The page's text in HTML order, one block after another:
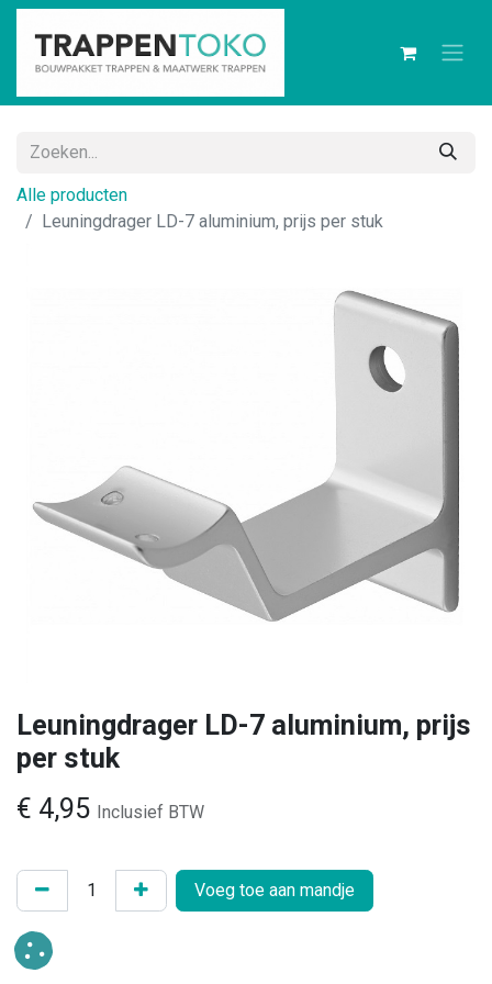
Alle producten
Leuningdrager LD-7 aluminium, prijs per stuk
Leuningdrager LD-7 aluminium, prijs
per stuk
€ 4,95 Inclusief BTW
Voeg toe aan mandje